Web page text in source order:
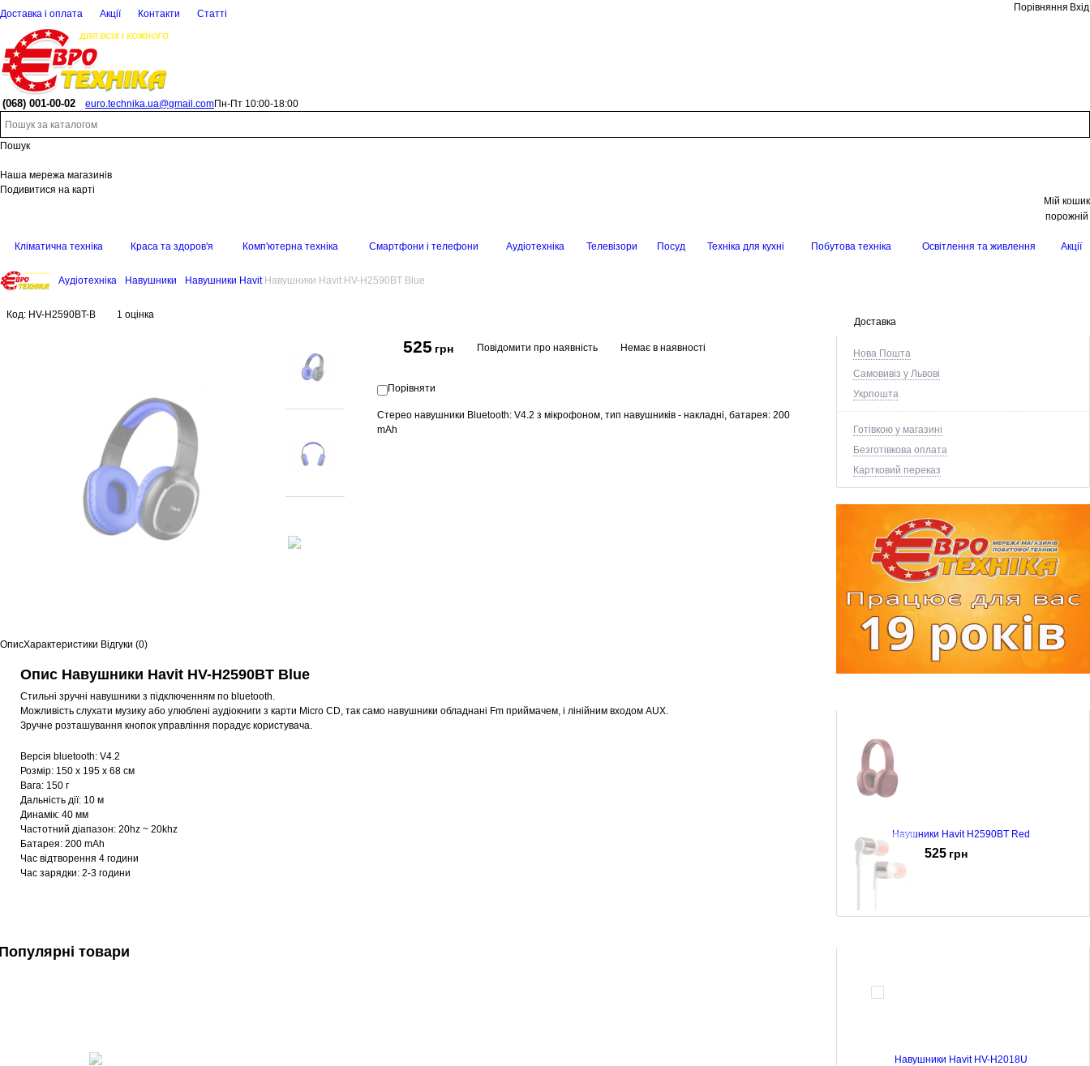
Доставка і оплата Акції Контакти Статті
Порівняння Вхід
(068) 001-00-02 euro.technika.ua@gmail.comПн-Пт 10:00-18:00
Пошук
Наша мережа магазинів
Подивитися на карті
Мій кошик
порожній
Кліматична техніка Краса та здоров'я Комп'ютерна техніка Смартфони і телефони Аудіотехніка Телевізори Посуд Техніка для кухні Побутова техніка Освітлення та живлення Акції
Аудіотехніка Навушники Навушники Havit Навушники Havit HV-H2590BT Blue
Доставка
Нова Пошта
Самовивіз у Львові
Укрпошта
Готівкою у магазині
Безготівкова оплата
Картковий переказ
Наушники Havit H2590BT Red
525 грн
Навушники Havit HV-H2018U
Код: HV-H2590BT-B 1 оцінка
525 грн Повідомити про наявність Немає в наявності
Порівняти
Стерео навушники Bluetooth: V4.2 з мікрофоном, тип навушників - накладні, батарея: 200
mAh
ОписХарактеристики Відгуки (0)
Опис Навушники Havit HV-H2590BT Blue
Стильні зручні навушники з підключенням по bluetooth.
Можливість слухати музику або улюблені аудіокниги з карти Micro CD, так само навушники обладнані Fm приймачем, і лінійним входом AUX.
Зручне розташування кнопок управління порадує користувача.
Версія bluetooth: V4.2
Розмір: 150 х 195 х 68 см
Вага: 150 г
Дальність дії: 10 м
Динамік: 40 мм
Частотний діапазон: 20hz ~ 20khz
Батарея: 200 mAh
Час відтворення 4 години
Час зарядки: 2-3 години
товари